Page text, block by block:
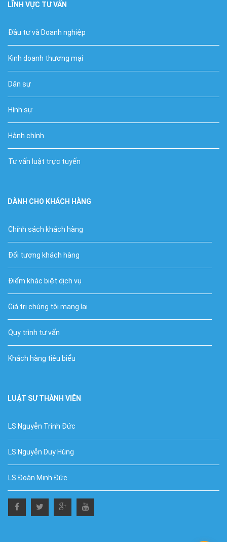
LĨNH VỰC TƯ VẤN
Đầu tư và Doanh nghiệp
Kinh doanh thương mại
Dân sự
Hình sự
Hành chính
Tư vấn luật trực tuyến
DÀNH CHO KHÁCH HÀNG
Chính sách khách hàng
Đối tượng khách hàng
Điểm khác biệt dịch vụ
Giá trị chúng tôi mang lại
Quy trình tư vấn
Khách hàng tiêu biểu
LUẬT SƯ THÀNH VIÊN
LS Nguyễn Trinh Đức
LS Nguyễn Duy Hùng
LS Đoàn Minh Đức